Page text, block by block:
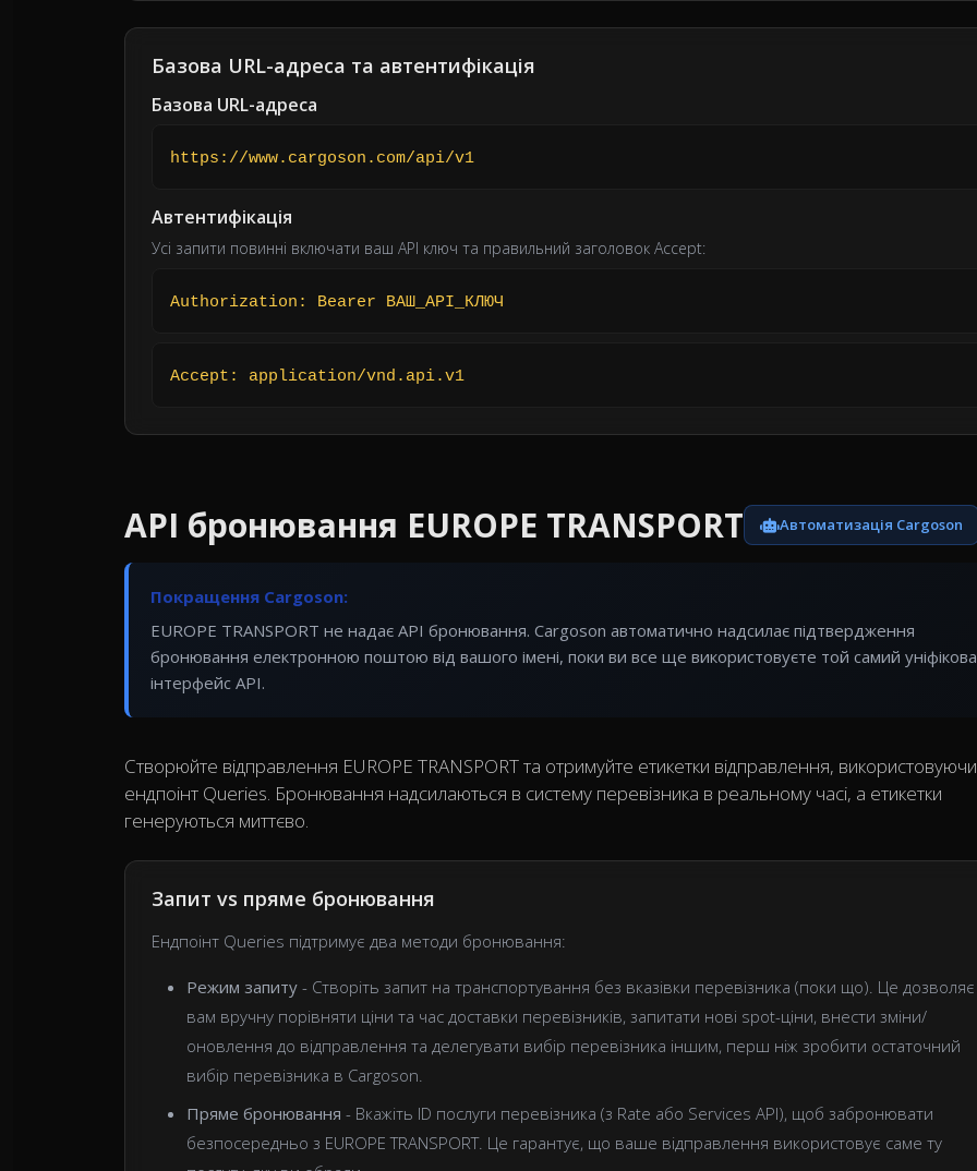
Базова URL-адреса та автентифікація
Базова URL-адреса
https://www.cargoson.com/api/v1
Автентифікація
Усі запити повинні включати ваш API ключ та правильний заголовок Accept:
Authorization: Bearer ВАШ_API_КЛЮЧ
Accept: application/vnd.api.v1
API бронювання EUROPE TRANSPORT Автоматизація Cargoson
Покращення Cargoson:
EUROPE TRANSPORT не надає API бронювання. Cargoson автоматично надсилає підтвердження
бронювання електронною поштою від вашого імені, поки ви все ще використовуєте той самий
інтерфейс API.
Створюйте відправлення EUROPE TRANSPORT та отримуйте етикетки відправлення, використовуючи
ендпоінт Queries. Бронювання надсилаються в систему перевізника в реальному часі, а етикетки
генеруються миттєво.
Запит vs пряме бронювання
Ендпоінт Queries підтримує два методи бронювання:
Режим запиту - Створіть запит на транспортування без вказівки перевізника (поки що). Це дозволяє
вам вручну порівняти ціни та час доставки перевізників, запитати нові spot-ціни, внести зміни/
оновлення до відправлення та делегувати вибір перевізника іншим, перш ніж зробити остаточний
вибір перевізника в Cargoson.
Пряме бронювання - Вкажіть ID послуги перевізника (з Rate або Services API), щоб забронювати
безпосередньо з EUROPE TRANSPORT. Це гарантує, що ваше відправлення використовує саме ту